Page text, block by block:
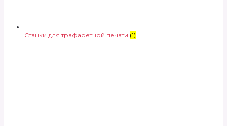
Станки для трафаретной печати (1)